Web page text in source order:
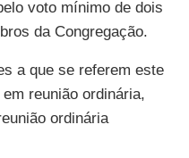
voto mínimo de dois
da Congregação.
a que se referem este
reunião ordinária,
ordinária